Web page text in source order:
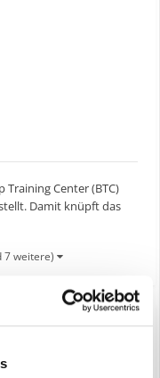
Training Center (BTC)
Damit knüpft das
Reifenhandel e.V. und
zu den...
7 weitere)